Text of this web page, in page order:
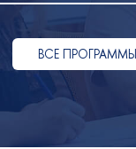
СЕ ПРОГРАММЫ